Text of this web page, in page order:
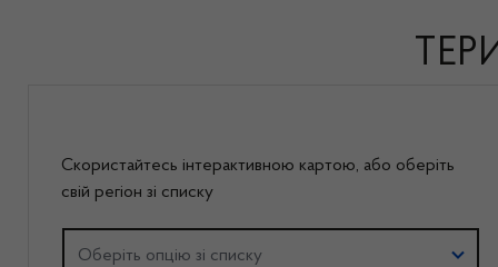
Скористайтесь інтерактивною картою, або оберiть
свій регіон зі списку
Оберіть опцію зі списку